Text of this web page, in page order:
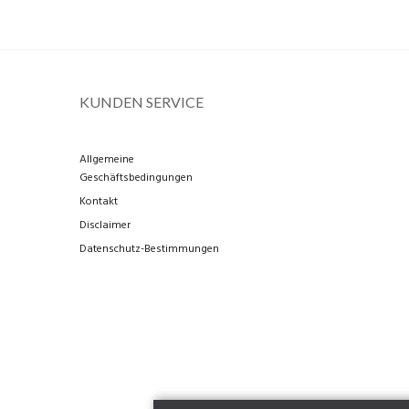
KUNDEN SERVICE
Allgemeine
Geschäftsbedingungen
Kontakt
Disclaimer
Datenschutz-Bestimmungen